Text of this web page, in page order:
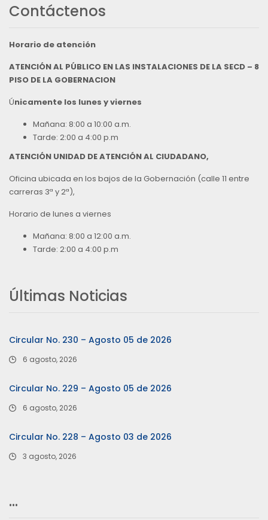
Contáctenos
Horario de atención
ATENCIÓN AL PÚBLICO EN LAS INSTALACIONES DE LA SECD – 8
PISO DE LA GOBERNACION
Únicamente los lunes y viernes
Mañana: 8:00 a 10:00 a.m.
Tarde: 2:00 a 4:00 p.m
ATENCIÓN UNIDAD DE ATENCIÓN AL CIUDADANO,
Oficina ubicada en los bajos de la Gobernación (calle 11 entre
carreras 3ª y 2ª),
Horario de lunes a viernes
Mañana: 8:00 a 12:00 a.m.
Tarde: 2:00 a 4:00 p.m
Últimas Noticias
Circular No. 230 – Agosto 05 de 2026
6 agosto, 2026
Circular No. 229 – Agosto 05 de 2026
6 agosto, 2026
Circular No. 228 – Agosto 03 de 2026
3 agosto, 2026
…